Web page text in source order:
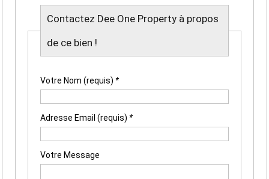
Contactez Dee One Property à propos
de ce bien !
Votre Nom (requis) *
Adresse Email (requis) *
Votre Message